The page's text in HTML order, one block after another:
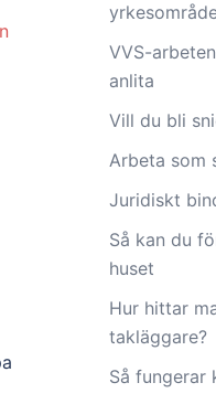
VVS-
anlita
Vill du bli
Arbeta som
Juridiskt
Så kan du
huset
Hur hittar
takläggare?
Så fungerar